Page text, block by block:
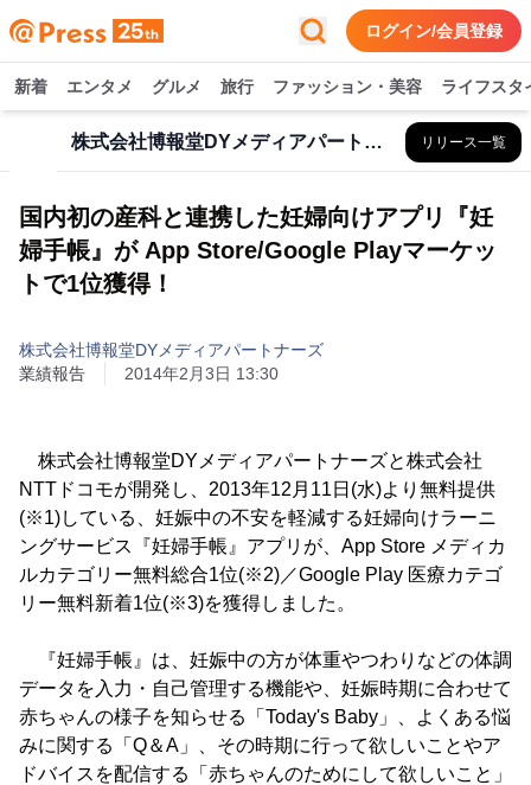
ログイン/会員登録
新着 エンタメ グルメ 旅行 ファッション・美容 ライフスタ
株式会社博報堂DYメディアパートナーズ リリース一覧
国内初の産科と連携した妊婦向けアプリ『妊
婦手帳』が App Store/Google Playマーケッ
トで1位獲得！
株式会社博報堂DYメディアパートナーズ
業績報告
2014年2月3日 13:30
株式会社博報堂DYメディアパートナーズと株式会社
NTTドコモが開発し、2013年12月11日(水)より無料提供
(※1)している、妊娠中の不安を軽減する妊婦向けラーニ
ングサービス『妊婦手帳』アプリが、App Store メディカ
ルカテゴリー無料総合1位(※2)／Google Play 医療カテゴ
リー無料新着1位(※3)を獲得しました。
『妊婦手帳』は、妊娠中の方が体重やつわりなどの体調
データを入力・自己管理する機能や、妊娠時期に合わせて
赤ちゃんの様子を知らせる「Today's Baby」、よくある悩
みに関する「Q＆A」、その時期に行って欲しいことやア
ドバイスを配信する「赤ちゃんのためにして欲しいこと」